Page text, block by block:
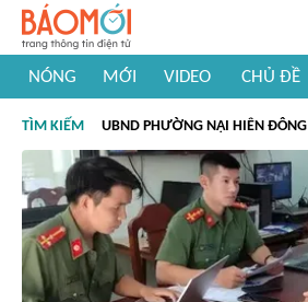
NÓNG MỚI VIDEO CHỦ ĐỀ
#Khám phá thế giới
TÌM KIẾM UBND PHƯỜNG NẠI HIÊN ĐÔNG